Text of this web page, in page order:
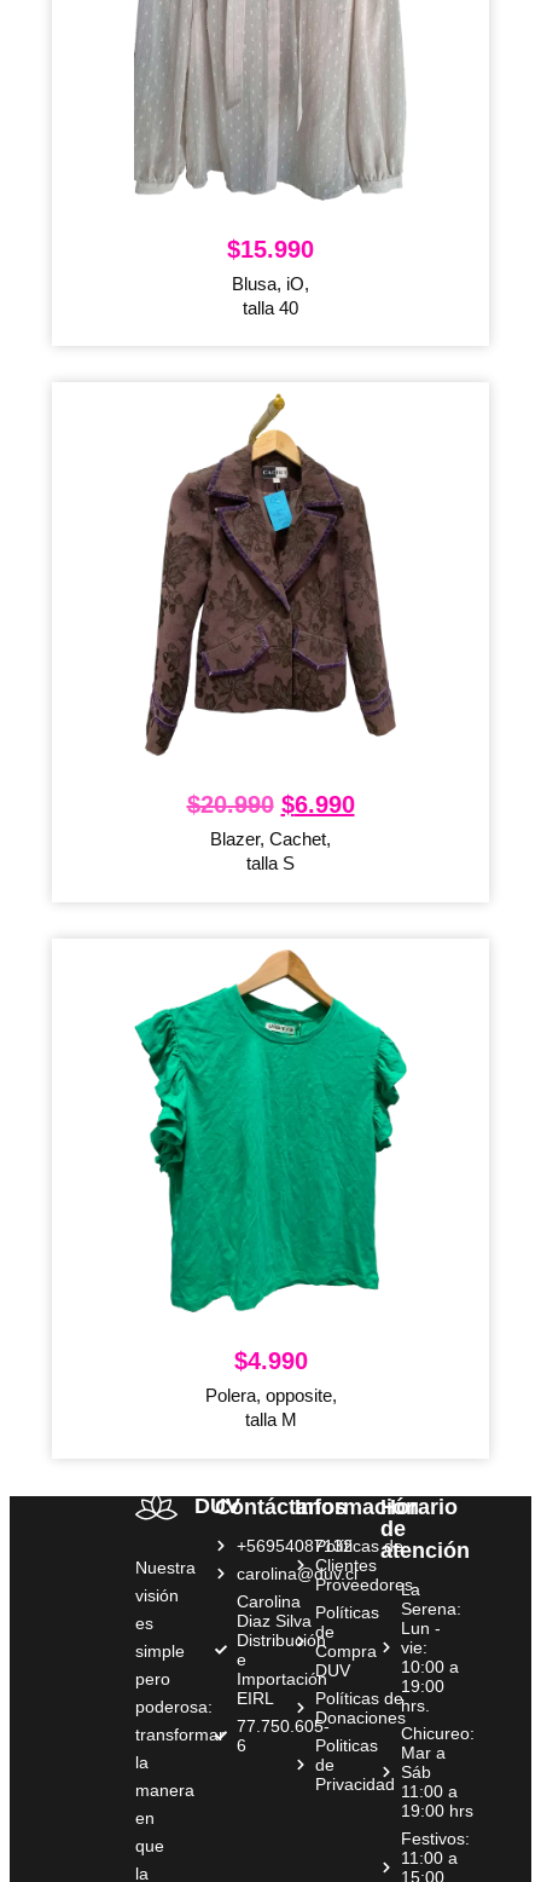
$15.990
Blusa, iO,
talla 40
$20.990 $6.990
Blazer, Cachet,
talla S
$4.990
Polera, opposite,
talla M
DUV
Nuestra
visión
es
simple
pero
poderosa:
transformar
la
manera
en
que
la
Contáctanos
+56954087132
carolina@duv.cl
Carolina
Diaz Silva
Distribución
e
Importación
EIRL
77.750.605-
6
Información
Políticas de
Clientes
Proveedores
Políticas
de
Compra
DUV
Políticas de
Donaciones
Politicas
de
Privacidad
Horario
de
atención
La
Serena:
Lun -
vie:
10:00 a
19:00
hrs.
Chicureo:
Mar a
Sáb
11:00 a
19:00 hrs
Festivos:
11:00 a
15:00